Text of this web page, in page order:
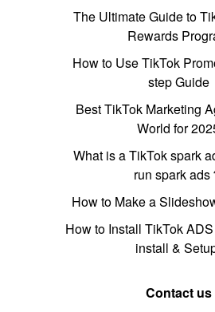
The Ultimate Guide to
Rewards
How to Use TikTok
step Guide
Best TikTok Marketing
World for
What is a TikTok spark
run spark ads
How to Make a
How to Install TikTok
install &
Contact us